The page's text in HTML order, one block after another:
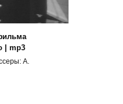
| mp3
А.